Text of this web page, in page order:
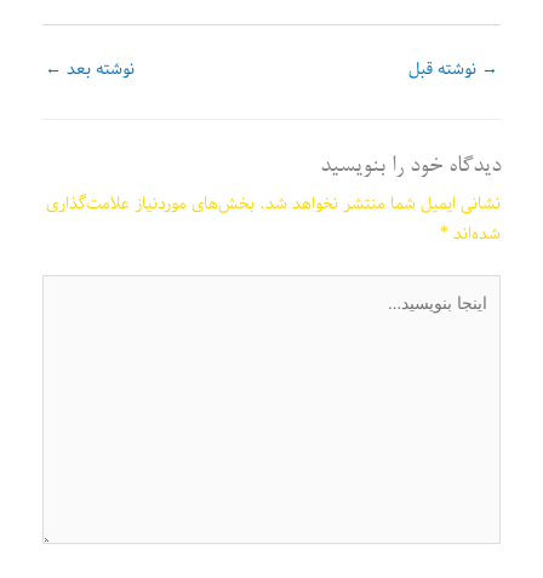
→ نوشته قبل نوشته بعد ←
دیدگاه‌ خود را بنویسید
نشانی ایمیل شما منتشر نخواهد شد. بخش‌های موردنیاز علامت‌گذاری
شده‌اند*
اینجا
بنویسید…